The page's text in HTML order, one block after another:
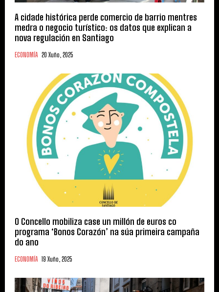
A cidade histórica perde comercio de barrio mentres
medra o negocio turístico: os datos que explican a
nova regulación en Santiago
ECONOMÍA 20 Xuño, 2025
O Concello mobiliza case un millón de euros co
programa ‘Bonos Corazón’ na súa primeira campaña
do ano
ECONOMÍA 19 Xuño, 2025